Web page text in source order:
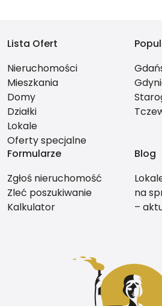
Lista Ofert
Nieruchomości
Mieszkania
Domy
Działki
Lokale
Oferty specjalne
Formularze
Zgłoś nieruchomość
Zleć poszukiwanie
Kalkulator
Blog
na
–